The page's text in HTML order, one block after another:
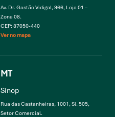
Av. Dr. Gastão Vidigal, 966, Loja 01 –
Zona 08.
CEP: 87050-440
Ver no mapa
MT
Sinop
Rua das Castanheiras, 1001, Sl. 505,
Setor Comercial.